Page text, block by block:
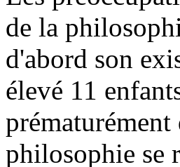
de la
d'abord son
élevé 11
philosophie se